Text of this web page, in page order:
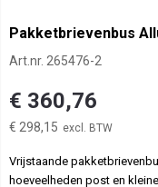
Pakketbrievenbus
Art.nr. 265476-2
€ 360,76
€ 298,15
Vrijstaande
hoeveelheden post en